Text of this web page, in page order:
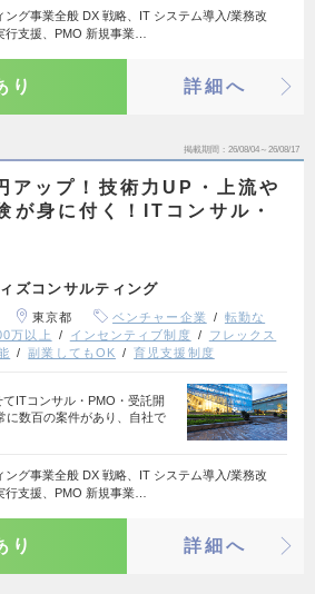
ング事業全般 DX 戦略、IT システム導入/業務改
行支援、PMO 新規事業…
り 詳細へ
掲載期間 26/08/04～26/08/17
アップ！技術力UP・上流や
が身に付く！ITコンサル・
ズコンサルティング
東京都 ベンチャー企業
転勤な
万以上 インセンティブ制度
フレックス
副業してもOK 育児支援制度
ITコンサル・PMO・受託開
に数百の案件があり、自社で
ング事業全般 DX 戦略、IT システム導入/業務改
支援、PMO 新規事業…
り 詳細へ